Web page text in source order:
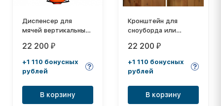
Диспенсер для
мячей вертикальный
22 200 ₽
+1 110 бонусных
рублей
В корзину
Кронштейн для
сноуборда или
22 200 ₽
+1 110 бонусных
рублей
В корзину